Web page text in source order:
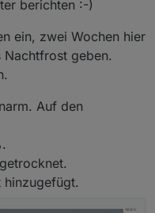
berichten :-)
ein, zwei Wochen hier
geben.
Auf den
hinzugefügt.